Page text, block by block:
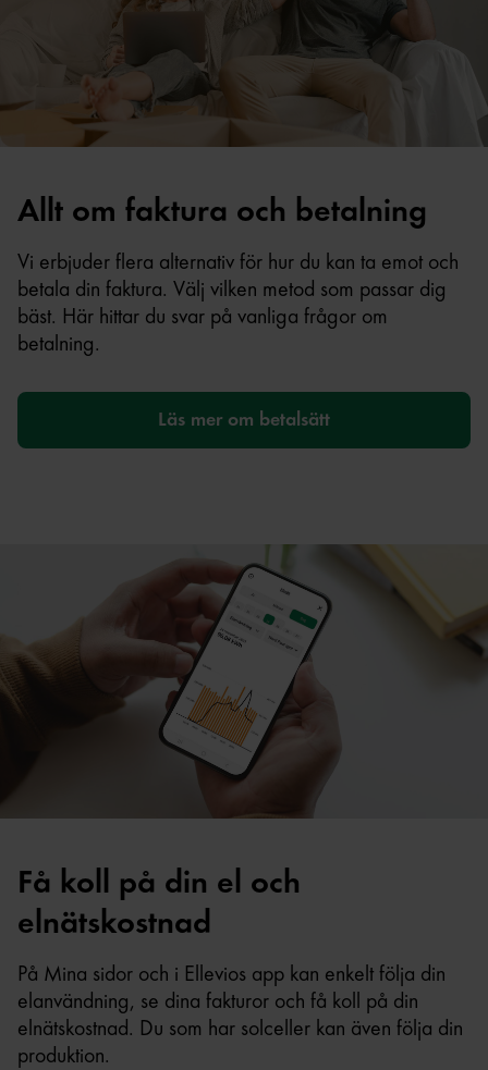
Allt om faktura och betalning
Vi erbjuder flera alternativ för hur du kan ta emot och
betala din faktura. Välj vilken metod som passar dig
bäst. Här hittar du svar på vanliga frågor om
betalning.
Läs mer om betalsätt
Få koll på din el och
elnätskostnad
På Mina sidor och i Ellevios app kan enkelt följa din
elanvändning, se dina fakturor och få koll på din
elnätskostnad. Du som har solceller kan även följa din
produktion.